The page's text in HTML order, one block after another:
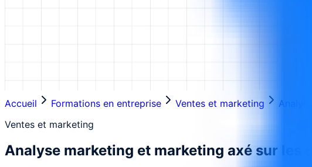
Accueil Formations en entreprise Ventes et marketing
Ventes et marketing
Analyse marketing et marketing axé sur les